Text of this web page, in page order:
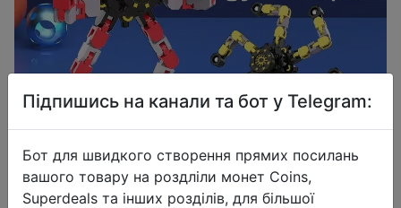
Підпишись на канали та бот у Telegram:
Бот для швидкого створення прямих посилань
вашого товару на роздліли монет Coins,
Superdeals та інших розділів, для більшої